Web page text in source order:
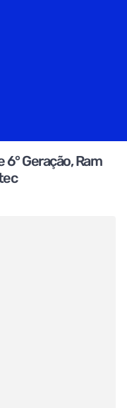
Geração, Ram